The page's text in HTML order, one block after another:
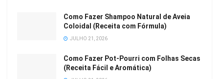
Como Fazer Shampoo Natural de Aveia
Coloidal (Receita com Fórmula)
JULHO 21, 2026
Como Fazer Pot-Pourri com Folhas Secas
(Receita Fácil e Aromática)